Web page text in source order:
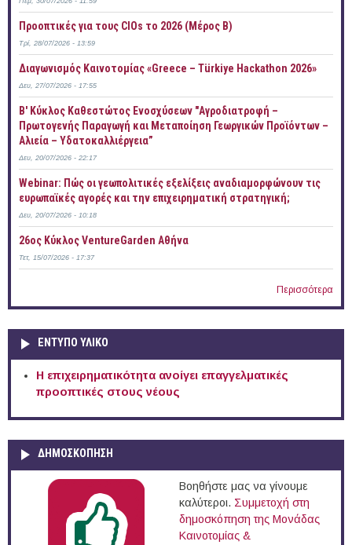
Προοπτικές για τους CIOs το 2026 (Μέρος Β)
Τρί, 28/07/2026 - 13:59
Διαγωνισμός Καινοτομίας «Greece – Türkiye Hackathon 2026»
Δευ, 27/07/2026 - 17:55
B' Κύκλος Καθεστώτος Ενοσχύσεων "Αγροδιατροφή –
Πρωτογενής Παραγωγή και Μεταποίηση Γεωργικών Προϊόντων –
Αλιεία – Υδατοκαλλιέργεια”
Δευ, 20/07/2026 - 22:17
Webinar: Πώς οι γεωπολιτικές εξελίξεις αναδιαμορφώνουν τις
ευρωπαϊκές αγορές και την επιχειρηματική στρατηγική;
Δευ, 20/07/2026 - 10:18
26ος Κύκλος VentureGarden Αθήνα
Τετ, 15/07/2026 - 17:37
Περισσότερα
ΕΝΤΥΠΟ ΥΛΙΚΟ
Η επιχειρηματικότητα ανοίγει επαγγελματικές
προοπτικές στους νέους
ΔΗΜΟΣΚΟΠΗΣΗ
Βοηθήστε μας να γίνουμε
καλύτεροι. Συμμετοχή στη
δημοσκόπηση της Μονάδας
Καινοτομίας &